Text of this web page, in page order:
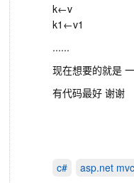
k←v
k1←v1
......
现在想要的就是
有代码最好 谢谢
c# asp.net mvc